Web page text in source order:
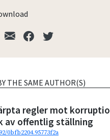
THE SAME AUTHOR(S)
regler mot
av offentlig ställning
0bfb2204.95773f2a